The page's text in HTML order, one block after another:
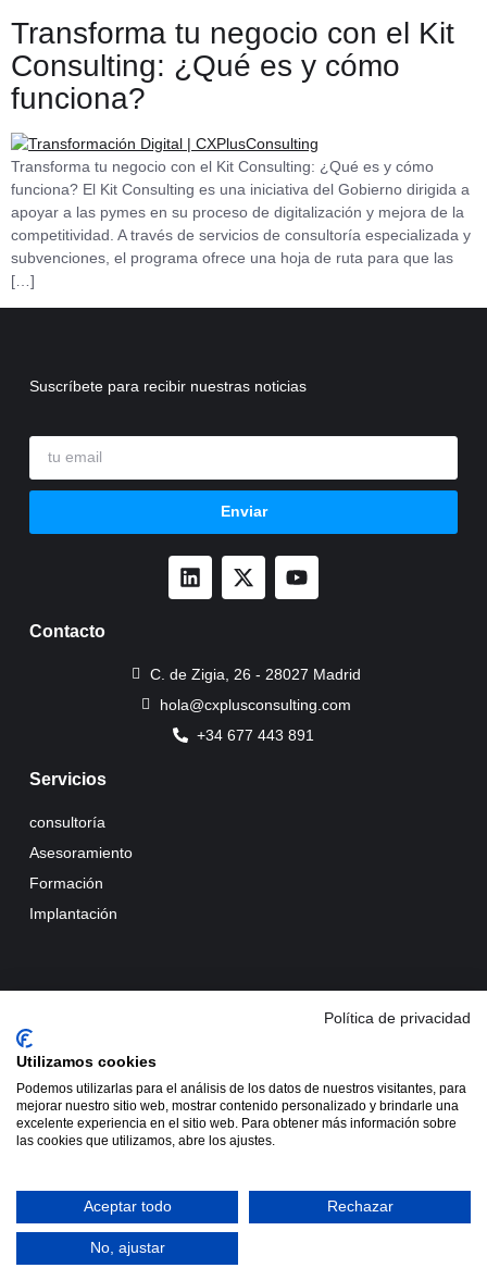
Transforma tu negocio con el Kit
Consulting: ¿Qué es y cómo
funciona?
Transforma tu negocio con el Kit Consulting: ¿Qué es y cómo
funciona? El Kit Consulting es una iniciativa del Gobierno dirigida a
apoyar a las pymes en su proceso de digitalización y mejora de la
competitividad. A través de servicios de consultoría especializada y
subvenciones, el programa ofrece una hoja de ruta para que las
[…]
Servicios
consultoría
Asesoramiento
Formación
Implantación
Contacto
C. de Zigia, 26 - 28027 Madrid
hola@cxplusconsulting.com
+34 677 443 891
Suscríbete para recibir nuestras noticias
Enviar
Sus datos segurosPolítica de protección de datos
Política de privacidad
Utilizamos cookies
Podemos utilizarlas para el análisis de los datos de nuestros visitantes, para
mejorar nuestro sitio web, mostrar contenido personalizado y brindarle una
excelente experiencia en el sitio web. Para obtener más información sobre
las cookies que utilizamos, abre los ajustes.
Aceptar todo Rechazar
No, ajustar